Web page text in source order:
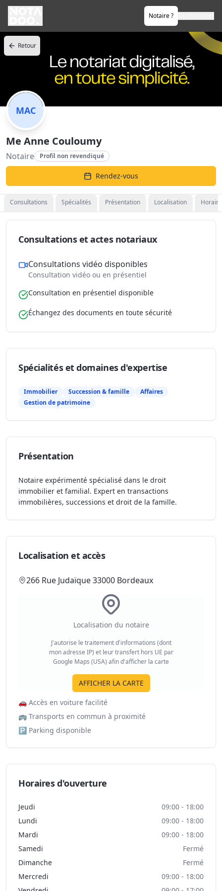
Notaire ?
Retour
MAC
Me Anne Couloumy
Notaire Profil non revendiqué
Rendez-vous
Consultations Spécialités Présentation Localisation
Consultations et actes notariaux
Consultations vidéo disponibles
Consultation vidéo ou en présentiel
Consultation en présentiel disponible
Échangez des documents en toute sécurité
Spécialités et domaines d'expertise
Immobilier Succession & famille
Affaires
Gestion de patrimoine
Présentation
Notaire expérimenté spécialisé dans le droit
immobilier et familial. Expert en transactions
immobilières, successions et droit de la famille.
Localisation et accès
266 Rue Judaïque 33000 Bordeaux
Localisation du notaire
J'autorise le traitement d'informations (dont
mon adresse IP) et leur transfert hors UE par
Google Maps (USA) afin d'afficher la carte
AFFICHER LA CARTE
🚗 Accès en voiture facilité
🚌 Transports en commun à proximité
🅿️ Parking disponible
Horaires d'ouverture
Jeudi
09:00 - 18:00
Lundi
09:00 - 18:00
Mardi
09:00 - 18:00
Samedi
Fermé
Dimanche
Fermé
Mercredi
09:00 - 18:00